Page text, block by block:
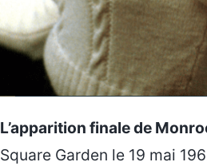
L’apparition finale de
Square Garden le 19 mai